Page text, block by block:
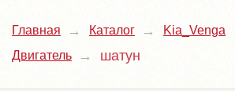
Главная Каталог
Kia_Venga
Двигатель
шатун